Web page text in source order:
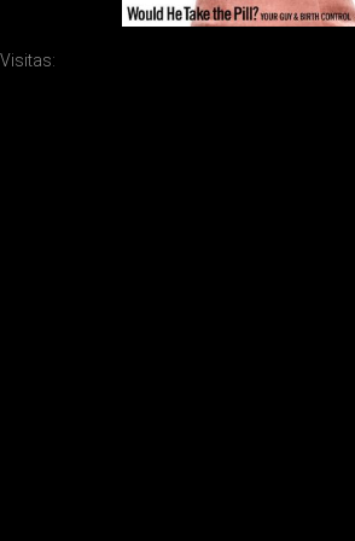
Visitas: